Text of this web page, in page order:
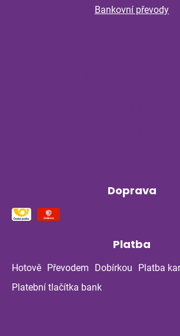
Bankovní převody
Doprava
Platba
Hotově Převodem Dobírkou
Platba
Platební tlačítka bank